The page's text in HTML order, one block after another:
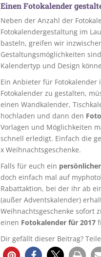
Einen Fotokalender
Neben der Anzahl der
Fotokalendergestaltung im
basteln, greifen wir
Gestaltungsmöglichkeiten
Kalendertyp und Design
Ein Anbieter für Fotokalender
Fotokalender zu gestalten,
einen Wandkalender,
hochladen und dann den
Vorlagen und Möglichkeiten
schnell erledigt. Einfach die
x Weihnachtsgeschenke.
Falls für euch ein
doch einfach mal auf
Rabattaktion, bei der ihr ab
(außer Adventskalender)
Weihnachtsgeschenke sofort
einen Fotokalender für 2017
Dir gefällt dieser Beitrag?